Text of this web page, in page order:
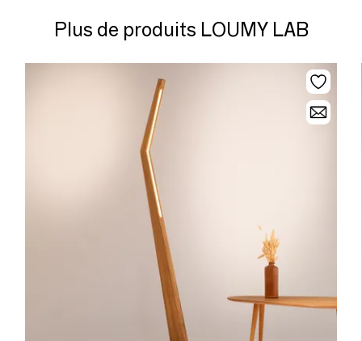
Plus de produits LOUMY LAB